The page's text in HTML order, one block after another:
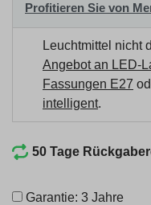
Profitieren Sie von
Leuchtmittel nicht
Angebot an LED-
Fassungen E27
intelligent.
50 Tage
Garantie: 3 Jahre